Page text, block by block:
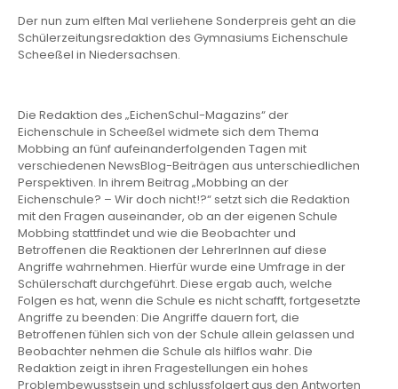
Der nun zum elften Mal verliehene Sonderpreis geht an die
Schülerzeitungsredaktion des Gymnasiums Eichenschule
Scheeßel in Niedersachsen.
Die Redaktion des „EichenSchul-Magazins“ der
Eichenschule in Scheeßel widmete sich dem Thema
Mobbing an fünf aufeinanderfolgenden Tagen mit
verschiedenen NewsBlog-Beiträgen aus unterschiedlichen
Perspektiven. In ihrem Beitrag „Mobbing an der
Eichenschule? – Wir doch nicht!?“ setzt sich die Redaktion
mit den Fragen auseinander, ob an der eigenen Schule
Mobbing stattfindet und wie die Beobachter und
Betroffenen die Reaktionen der LehrerInnen auf diese
Angriffe wahrnehmen. Hierfür wurde eine Umfrage in der
Schülerschaft durchgeführt. Diese ergab auch, welche
Folgen es hat, wenn die Schule es nicht schafft, fortgesetzte
Angriffe zu beenden: Die Angriffe dauern fort, die
Betroffenen fühlen sich von der Schule allein gelassen und
Beobachter nehmen die Schule als hilflos wahr. Die
Redaktion zeigt in ihren Fragestellungen ein hohes
Problembewusstsein und schlussfolgert aus den Antworten